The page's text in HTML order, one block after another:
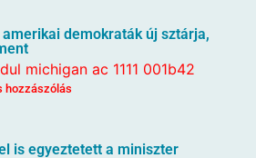
demokraták új sztárja,
hozzászólás
is egyeztetett a miniszter